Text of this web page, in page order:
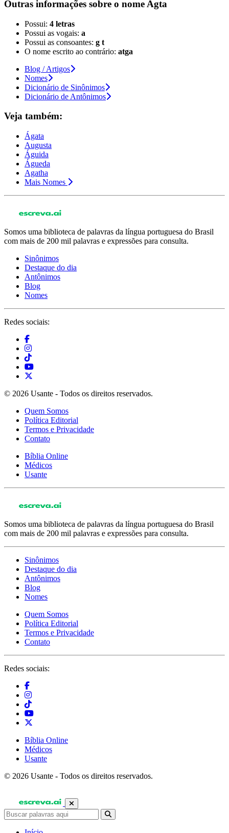
Outras informações sobre o nome Agta
Possui: 4 letras
Possui as vogais: a
Possui as consoantes: g t
O nome escrito ao contrário: atga
Blog / Artigos
Nomes
Dicionário de Sinônimos
Dicionário de Antônimos
Veja também:
Ágata
Augusta
Águida
Águeda
Agatha
Mais Nomes
Somos uma biblioteca de palavras da língua portuguesa do Brasil
com mais de 200 mil palavras e expressões para consulta.
Sinônimos
Destaque do dia
Antônimos
Blog
Nomes
Redes sociais:
© 2026 Usante - Todos os direitos reservados.
Quem Somos
Política Editorial
Termos e Privacidade
Contato
Bíblia Online
Médicos
Usante
Somos uma biblioteca de palavras da língua portuguesa do Brasil
com mais de 200 mil palavras e expressões para consulta.
Sinônimos
Destaque do dia
Antônimos
Blog
Nomes
Quem Somos
Política Editorial
Termos e Privacidade
Contato
Redes sociais:
Bíblia Online
Médicos
Usante
© 2026 Usante - Todos os direitos reservados.